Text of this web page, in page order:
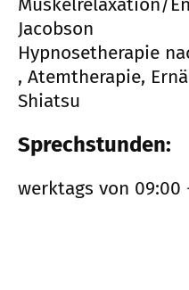
Jacobson
Hypnosetherapie
, Atemtherapie,
Shiatsu
Sprechstunden:
werktags von 09:00